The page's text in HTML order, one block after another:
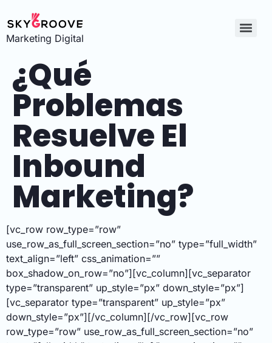
Marketing Digital
¿Qué
Problemas
Resuelve El
Inbound
Marketing?
[vc_row row_type=”row”
use_row_as_full_screen_section=”no” type=”full_width”
text_align=”left” css_animation=””
box_shadow_on_row=”no”][vc_column][vc_separator
type=”transparent” up_style=”px” down_style=”px”]
[vc_separator type=”transparent” up_style=”px”
down_style=”px”][/vc_column][/vc_row][vc_row
row_type=”row” use_row_as_full_screen_section=”no”